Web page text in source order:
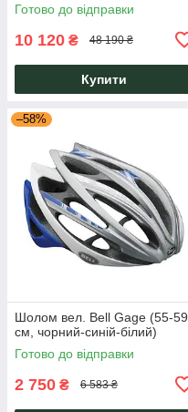
Готово до відправки
10 120 ₴ 48 190 ₴
Купити
–58%
Шолом вел. Bell Gage (55-59
см, чорний-синій-білий)
Готово до відправки
2 750 ₴ 6 583 ₴